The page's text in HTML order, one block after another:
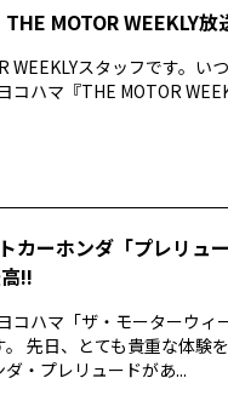
MOTOR WEEKLY放
WEEKLYスタッフです。い
コハマ『THE MOTOR
カーホンダ「プレリュ
!!
コハマ「ザ・モーターウィ
先日、とても貴重な体験
・プレリュードがあ...